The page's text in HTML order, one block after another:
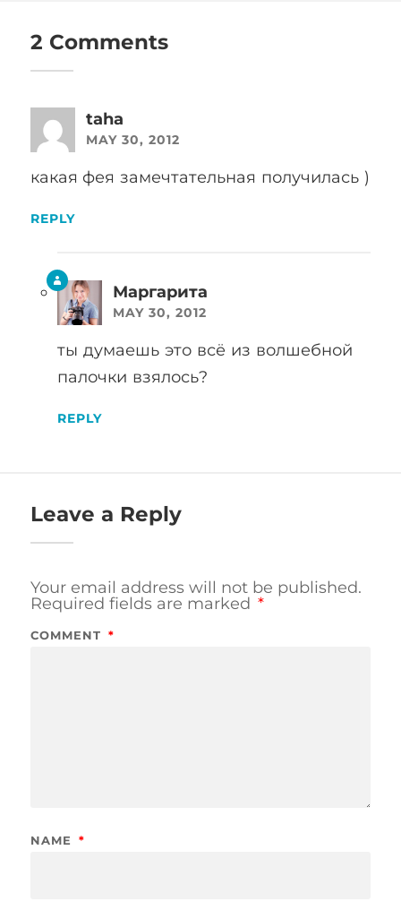
2 Comments
taha
MAY 30, 2012
какая фея замечтательная получилась )
REPLY
Маргарита
MAY 30, 2012
ты думаешь это всё из волшебной
палочки взялось?
REPLY
Leave a Reply
Your email address will not be published.
Required fields are marked *
COMMENT *
NAME *